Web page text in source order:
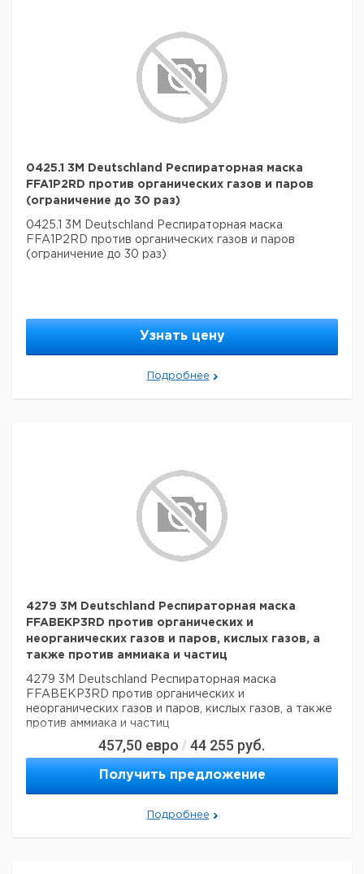
0425.1 3M Deutschland Респираторная маска
FFA1P2RD против органических газов и паров
(ограничение до 30 раз)
0425.1 3M Deutschland Респираторная маска
FFA1P2RD против органических газов и паров
(ограничение до 30 раз)
Узнать цену
Подробнее
4279 3M Deutschland Респираторная маска
FFABEKP3RD против органических и
неорганических газов и паров, кислых газов, а
также против аммиака и частиц
4279 3M Deutschland Респираторная маска
FFABEKP3RD против органических и
неорганических газов и паров, кислых газов, а также
против аммиака и частиц
457,50 евро / 44 255 руб.
Получить предложение
Подробнее